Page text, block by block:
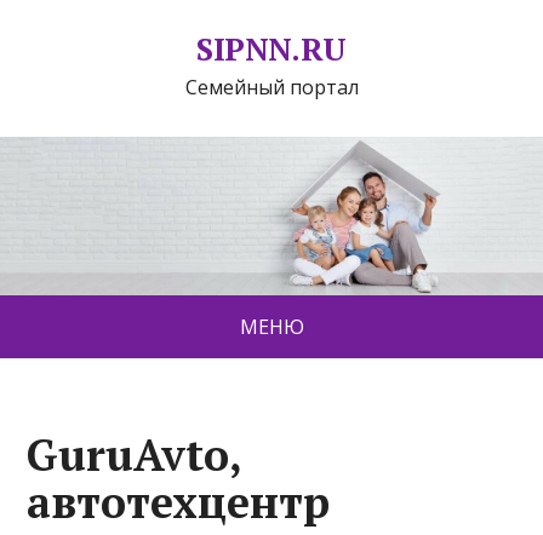
SIPNN.RU
Семейный портал
МЕНЮ
GuruAvto,
автотехцентр